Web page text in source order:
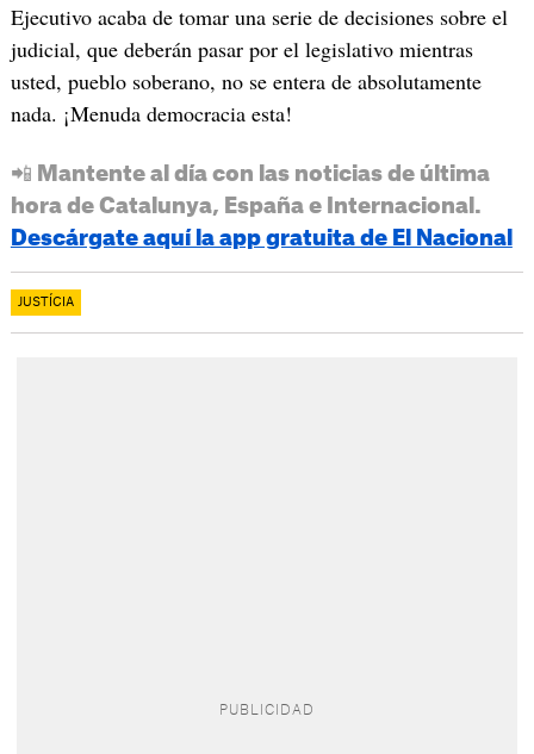
Ejecutivo acaba de tomar una serie de decisiones sobre el
judicial, que deberán pasar por el legislativo mientras
usted, pueblo soberano, no se entera de absolutamente
nada. ¡Menuda democracia esta!
📲 Mantente al día con las noticias de última
hora de Catalunya, España e Internacional.
Descárgate aquí la app gratuita de El Nacional
JUSTÍCIA